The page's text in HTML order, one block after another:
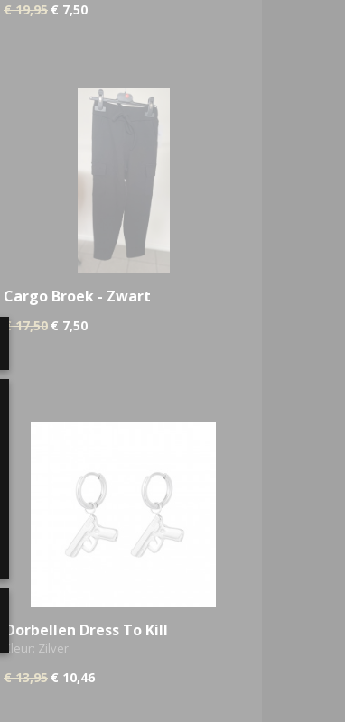
€ 19,95 € 7,50
Cargo Broek - Zwart
€ 17,50 € 7,50
Oorbellen Dress To Kill
Kleur: Zilver
€ 13,95 € 10,46